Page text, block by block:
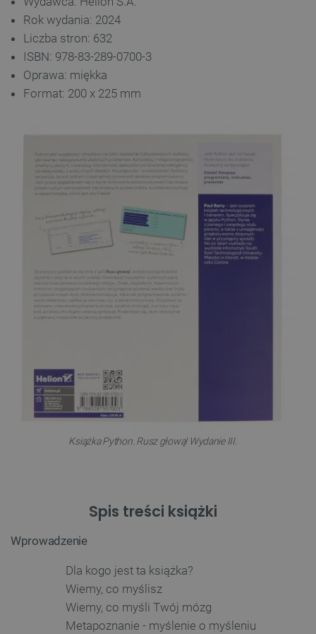
Rok wydania: 2024
Liczba stron: 632
ISBN: 978-83-289-0700-3
Oprawa: miękka
Format: 200 x 225 mm
Książka Python. Rusz głową! Wydanie III.
Spis treści książki
Wprowadzenie
Dla kogo jest ta książka?
Wiemy, co myślisz
Wiemy, co myśli Twój mózg
Metapoznanie - myślenie o myśleniu